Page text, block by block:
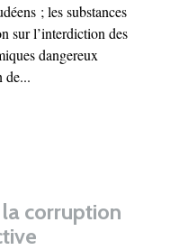
; les substances
sur l’interdiction des
dangereux
de...
corruption